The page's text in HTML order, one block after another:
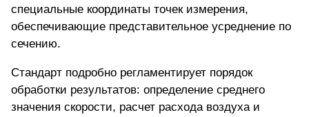
специальные координаты точек измерения,
обеспечивающие представительное усреднение по
сечению.
Стандарт подробно регламентирует порядок
обработки результатов: определение среднего
значения скорости, расчет расхода воздуха и